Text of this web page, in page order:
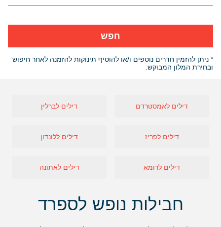
חפש
* ניתן להזמין חדרים נוספים ו/או להוסיף תינוקות להזמנה לאחר חיפוש
ובחירת המלון המבוקש.
דילים לאמסטרדם דילים לברלין
דילים לפריז דילים ללונדון
דילים לרומא דילים לאתונה
חבילות נופש לספרד